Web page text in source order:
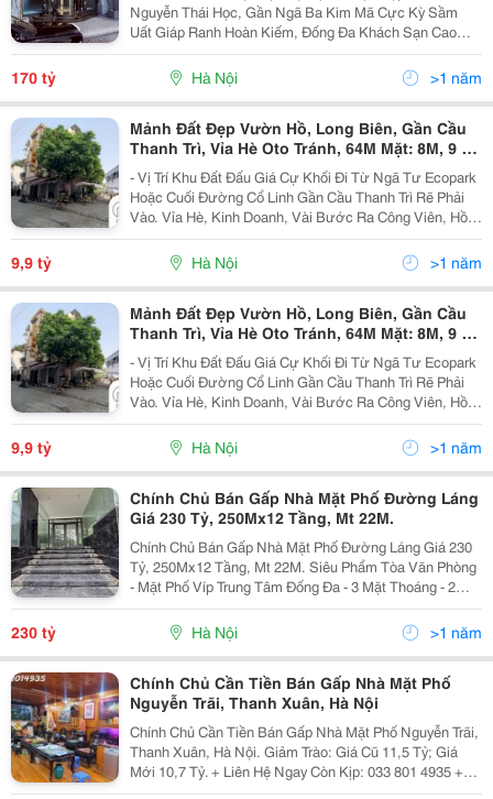
Nguyễn Thái Học, Gần Ngã Ba Kim Mã Cực Kỳ Sầm
Uất Giáp Ranh Hoàn Kiếm, Đống Đa Khách Sạn Cao
Cấp 4 Sao Full Nội Thất Đặc Biệt 2 Mặt Phố, Tt Quận Ba
Đình, Đối Diện Tttm Nam Bộ, Vỉa Hè Rộng Giấy...
170 tỷ Hà Nội >1 năm
Mảnh Đất Đẹp Vườn Hồ, Long Biên, Gần Cầu
Thanh Trì, Vỉa Hè Oto Tránh, 64M Mặt: 8M, 9 Tỷ
9
- Vị Trí Khu Đất Đấu Giá Cự Khối Đi Từ Ngã Tư Ecopark
Hoặc Cuối Đường Cổ Linh Gần Cầu Thanh Trì Rẽ Phải
Vào. Vỉa Hè, Kinh Doanh, Vài Bước Ra Công Viên, Hồ,
Chợ Cự Khối. + Cơ Sở Hạ Tầng Xung Quanh Phát Triển
Đồng Bộ, Vỉa Hè, Đèn Đường Chiếu Sáng,...
9,9 tỷ Hà Nội >1 năm
Mảnh Đất Đẹp Vườn Hồ, Long Biên, Gần Cầu
Thanh Trì, Vỉa Hè Oto Tránh, 64M Mặt: 8M, 9 Tỷ
9
- Vị Trí Khu Đất Đấu Giá Cự Khối Đi Từ Ngã Tư Ecopark
Hoặc Cuối Đường Cổ Linh Gần Cầu Thanh Trì Rẽ Phải
Vào. Vỉa Hè, Kinh Doanh, Vài Bước Ra Công Viên, Hồ,
Chợ Cự Khối. + Cơ Sở Hạ Tầng Xung Quanh Phát Triển
Đồng Bộ, Vỉa Hè, Đèn Đường Chiếu Sáng,...
9,9 tỷ Hà Nội >1 năm
Chính Chủ Bán Gấp Nhà Mặt Phố Đường Láng
Giá 230 Tỷ, 250Mx12 Tầng, Mt 22M.
Chính Chủ Bán Gấp Nhà Mặt Phố Đường Láng Giá 230
Tỷ, 250Mx12 Tầng, Mt 22M. Siêu Phẩm Tòa Văn Phòng
- Mặt Phố Víp Trung Tâm Đống Đa - 3 Mặt Thoáng - 2
Hầm 2 Thang Máy 2 Thang Bộ - Vỉa Hè 10M - Đã Có Đơn
Vị Hỏi Thuê Với Giá 600Tr/Tháng - Sổ Hoàn Công...
230 tỷ Hà Nội >1 năm
Chính Chủ Cần Tiền Bán Gấp Nhà Mặt Phố
Nguyễn Trãi, Thanh Xuân, Hà Nội
Chính Chủ Cần Tiền Bán Gấp Nhà Mặt Phố Nguyễn Trãi,
Thanh Xuân, Hà Nội. Giảm Trào: Giá Cũ 11,5 Tỷ; Giá
Mới 10,7 Tỷ. + Liên Hệ Ngay Còn Kịp: 033 801 4935 +
Nguyễn Trãi Là Đường Phố Lớn Của Hà Nội Mới Được